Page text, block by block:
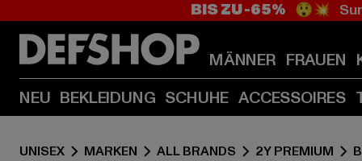
BIS ZU -65% 😲💥
MÄNNER FRAUEN
NEU BEKLEIDUNG SCHUHE ACCESSOIRES
UNISEX MARKEN ALL BRANDS 2Y PREMIUM